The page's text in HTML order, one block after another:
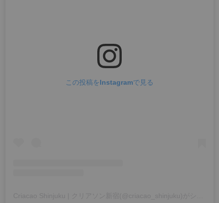
この投稿をInstagramで見る